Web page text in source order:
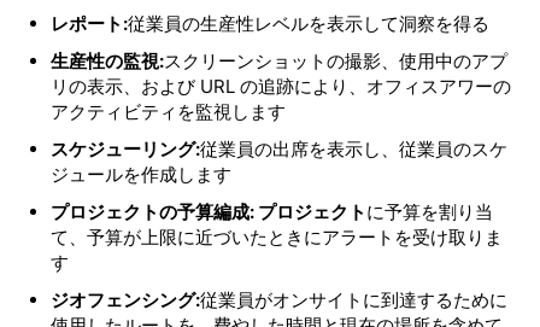
レポート:従業員の生産性レベルを表示して洞察を得る
生産性の監視:スクリーンショットの撮影、使用中のアプ
リの表示、および URL の追跡により、オフィスアワーの
アクティビティを監視します
スケジューリング:従業員の出席を表示し、従業員のスケ
ジュールを作成します
プロジェクトの予算編成: プロジェクト に予算を割り当
て、予算が上限に近づいたときにアラートを受け取りま
す
ジオフェンシング:従業員がオンサイトに到達するために